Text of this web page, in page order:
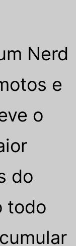
Nerd
e
o
do
todo